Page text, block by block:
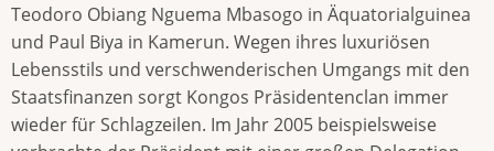
Teodoro Obiang Nguema Mbasogo in Äquatorialguinea
und Paul Biya in Kamerun. Wegen ihres luxuriösen
Lebensstils und verschwenderischen Umgangs mit den
Staatsfinanzen sorgt Kongos Präsidentenclan immer
wieder für Schlagzeilen. Im Jahr 2005 beispielsweise